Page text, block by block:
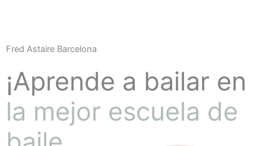
Fred Astaire Barcelona
¡Aprende a bailar en
la mejor escuela de